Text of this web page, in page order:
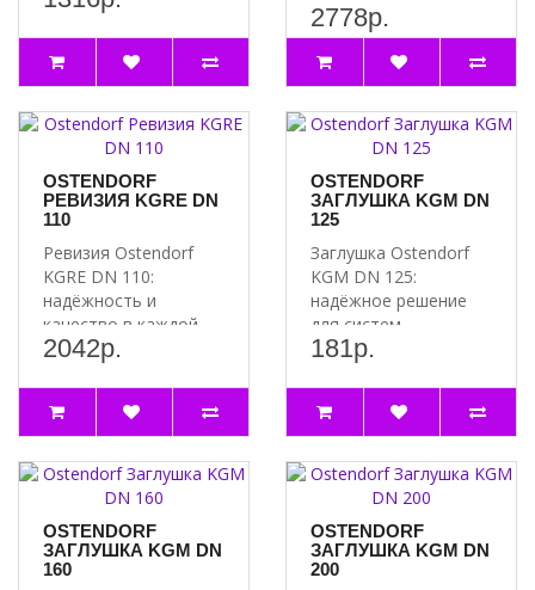
высококачественное
и надёжное решение..
2778р.
OSTENDORF
РЕВИЗИЯ KGRE DN
110
Ревизия Ostendorf
KGRE DN 110:
надёжность и
качество в каждой
детали Почему стоит
2042р.
OSTENDORF
ЗАГЛУШКА KGM DN
125
Заглушка Ostendorf
KGM DN 125:
надёжное решение
для систем
отопления и
Почему стоит..
181р.
OSTENDORF
ЗАГЛУШКА KGM DN
160
OSTENDORF
ЗАГЛУШКА KGM DN
200